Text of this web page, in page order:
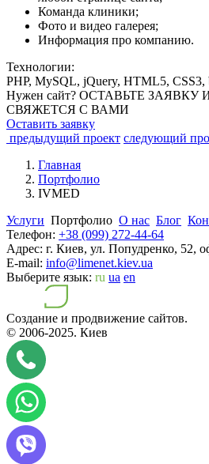
Команда клиники;
Фото и видео галерея;
Информация про компанию.
Технологии:
PHP, MySQL, jQuery, HTML5, CSS3,
Нужен сайт? ОСТАВЬТЕ
СВЯЖЕТСЯ С ВАМИ
Оставить заявку
предыдущий проект следующий
Главная
Портфолио
IVMED
Услуги Портфолио О нас Блог
Телефон: +38 (099) 272-44-64
Адрес: г. Киев, ул. Попудренко, 52,
E-mail: info@limenet.kiev.ua
Выберите язык: ru ua en
Создание и продвижение сайтов.
© 2006-2025. Киев